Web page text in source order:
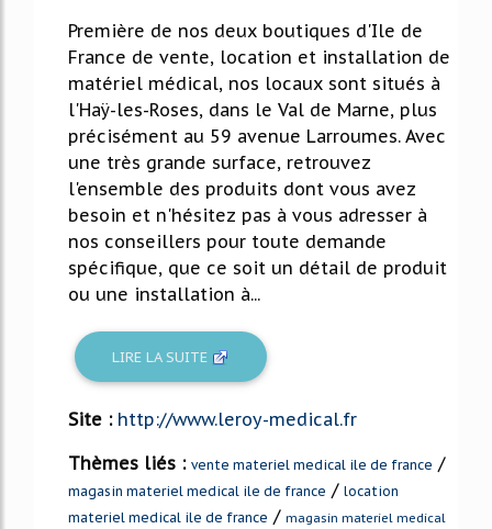
Première de nos deux boutiques d'Ile de
France de vente, location et installation de
matériel médical, nos locaux sont situés à
l'Haÿ-les-Roses, dans le Val de Marne, plus
précisément au 59 avenue Larroumes. Avec
une très grande surface, retrouvez
l'ensemble des produits dont vous avez
besoin et n'hésitez pas à vous adresser à
nos conseillers pour toute demande
spécifique, que ce soit un détail de produit
ou une installation à...
LIRE LA SUITE
Site : http://www.leroy-medical.fr
Thèmes liés : vente materiel medical ile de france /
magasin materiel medical ile de france / location
materiel medical ile de france / magasin materiel medical